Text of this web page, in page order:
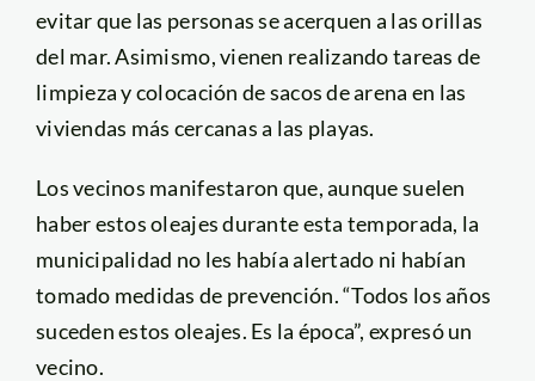
evitar que las personas se acerquen a las orillas
del mar. Asimismo, vienen realizando tareas de
limpieza y colocación de sacos de arena en las
viviendas más cercanas a las playas.
Los vecinos manifestaron que, aunque suelen
haber estos oleajes durante esta temporada, la
municipalidad no les había alertado ni habían
tomado medidas de prevención. “Todos los años
suceden estos oleajes. Es la época”, expresó un
vecino.